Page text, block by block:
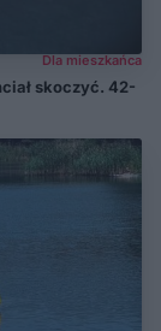
Dla mieszkańca
skoczyć. 42-